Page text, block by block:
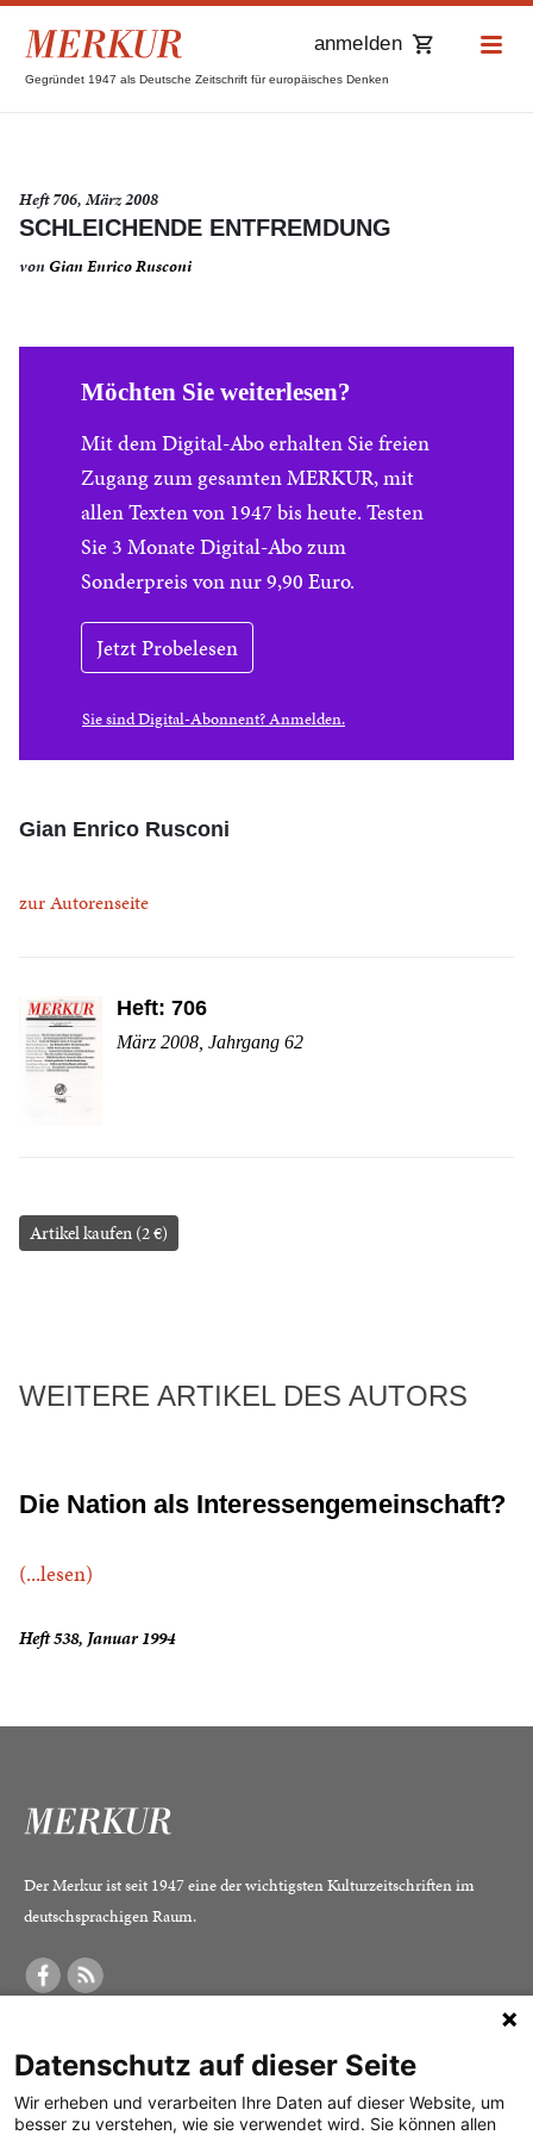
Gegründet 1947 als Deutsche Zeitschrift für europäisches Denken
anmelden
Heft 706, März 2008
SCHLEICHENDE ENTFREMDUNG
vonGian Enrico Rusconi
Möchten Sie weiterlesen?
Mit dem Digital-Abo erhalten Sie freien
Zugang zum gesamten MERKUR, mit
allen Texten von 1947 bis heute. Testen
Sie 3 Monate Digital-Abo zum
Sonderpreis von nur 9,90 Euro.
Jetzt Probelesen
Sie sind Digital-Abonnent? Anmelden.
Gian Enrico Rusconi
zur Autorenseite
Heft: 706
März 2008, Jahrgang 62
Artikel kaufen (2 €)
WEITERE ARTIKEL DES AUTORS
Die Nation als Interessengemeinschaft?
(...lesen)
Heft 538, Januar 1994
Der Merkur ist seit 1947 eine der wichtigsten Kulturzeitschriften im
deutschsprachigen Raum.
Was ist der Merkur?
Herausgeber /
Alle Abos im Überblick
Print-Abo
Impressum
Datenschutz
Datenschutz auf dieser Seite
Wir erheben und verarbeiten Ihre Daten auf dieser Website, um
besser zu verstehen, wie sie verwendet wird. Sie können allen